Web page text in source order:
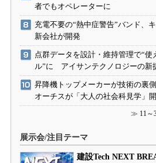
者でもオペレーターに
充電不要の“熱中症警告”バンド、
新会社が開発
点群データを設計・維持管理で“使
ル”に アイサンテクノロジーの新
昇降機トップメーカーが技術の裏
オーチスが「大人の社会科見学」
≫ 11～
展示会/注目テーマ
建設Tech NEXT